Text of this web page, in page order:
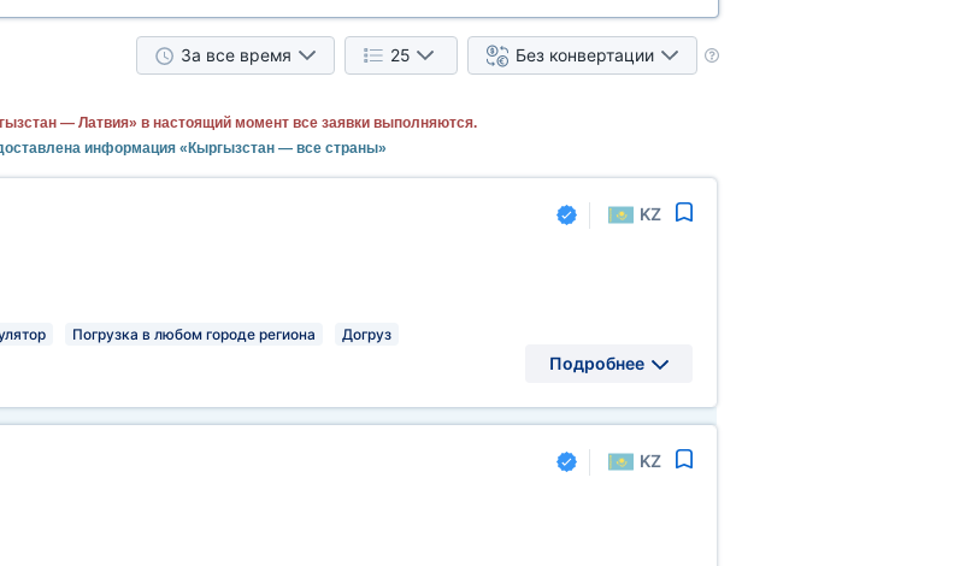
За все время 25 Без конвертации
— Латвия» в настоящий момент все заявки выполняются.
информация «Кыргызстан — все страны»
KZ
Погрузка в любом городе региона Догруз
Подробнее
KZ